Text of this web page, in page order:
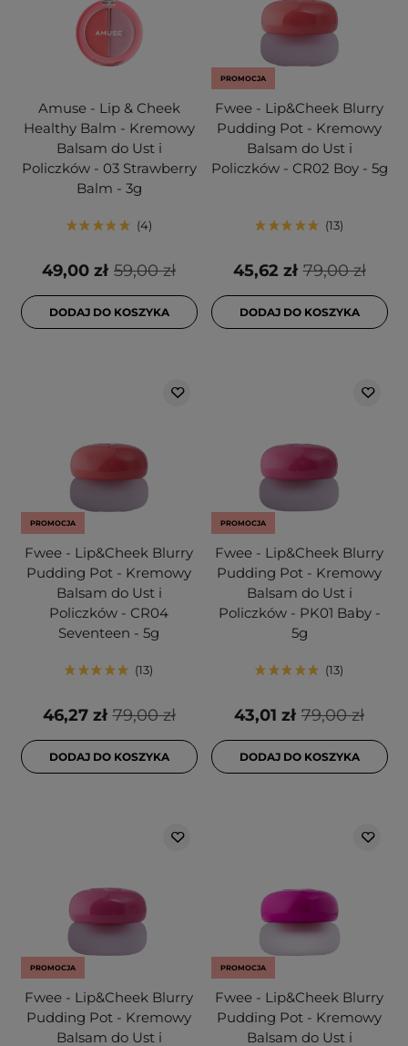
Amuse - Lip & Cheek
Healthy Balm - Kremowy
Balsam do Ust i
Policzków - 03 Strawberry
Balm - 3g
4
59,00 zł
49,00 zł
DODAJ DO KOSZYKA
PROMOCJA
Fwee - Lip&Cheek Blurry
Pudding Pot - Kremowy
Balsam do Ust i
Policzków - CR02 Boy - 5g
13
79,00 zł
45,62 zł
DODAJ DO KOSZYKA
PROMOCJA
Fwee - Lip&Cheek Blurry
Pudding Pot - Kremowy
Balsam do Ust i
Policzków - CR04
Seventeen - 5g
13
79,00 zł
46,27 zł
DODAJ DO KOSZYKA
PROMOCJA
Fwee - Lip&Cheek Blurry
Pudding Pot - Kremowy
Balsam do Ust i
Policzków - PK01 Baby -
5g
13
79,00 zł
43,01 zł
DODAJ DO KOSZYKA
PROMOCJA
Fwee - Lip&Cheek Blurry
Pudding Pot - Kremowy
Balsam do Ust i
PROMOCJA
Fwee - Lip&Cheek Blurry
Pudding Pot - Kremowy
Balsam do Ust i